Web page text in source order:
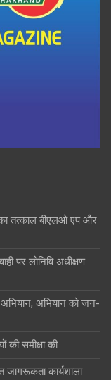
तत्काल बीएलओ एप और
पर लोनिवि अधीक्षण
अभियान को जन-
की समीक्षा की
कार्यशाला